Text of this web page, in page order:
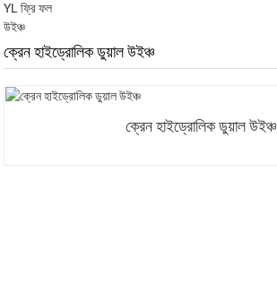
YL ফ্রি ফল
উইঞ্চ
ক্রেন হাইড্রোলিক ডুয়াল উইঞ্চ
ক্রেন হাইড্রোলিক ডুয়াল উইঞ্চ